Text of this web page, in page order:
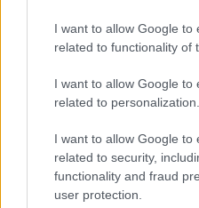
I want to allow Google to
related to functionality of
I want to allow Google to
related to personalization.
I want to allow Google to
related to security,
functionality and fraud
user protection.
készpénzben a fideszes